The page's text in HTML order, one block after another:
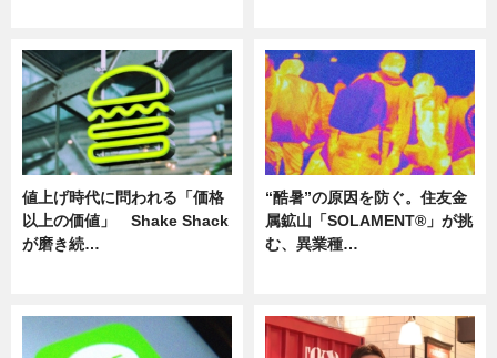
値上げ時代に問われる「価格
以上の価値」 Shake Shack
が磨き続…
“酷暑”の原因を防ぐ。住友金
属鉱山「SOLAMENT®」が挑
む、異業種…